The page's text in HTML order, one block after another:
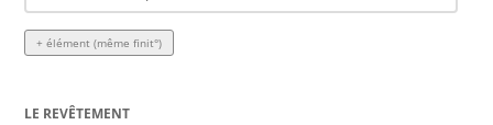
+ élément (même finit°)
LE REVÊTEMENT